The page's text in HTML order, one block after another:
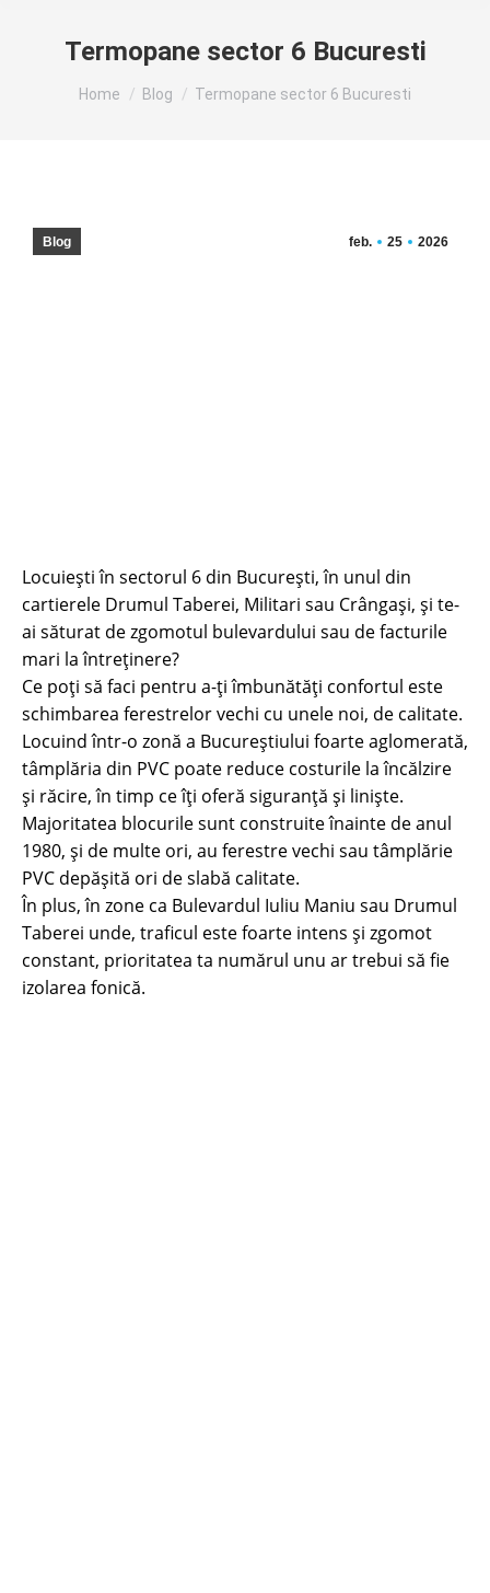
Termopane sector 6 Bucuresti
You are here:
Home Blog Termopane sector 6 Bucuresti
feb. 25 2026
Blog
Locuiești în sectorul 6 din București, în unul din
cartierele Drumul Taberei, Militari sau Crângași, și te-
ai săturat de zgomotul bulevardului sau de facturile
mari la întreținere?
Ce poți să faci pentru a-ți îmbunătăți confortul este
schimbarea ferestrelor vechi cu unele noi, de calitate.
Locuind într-o zonă a Bucureștiului foarte aglomerată,
tâmplăria din PVC poate reduce costurile la încălzire
și răcire, în timp ce îți oferă siguranță și liniște.
Majoritatea blocurile sunt construite înainte de anul
1980, și de multe ori, au ferestre vechi sau tâmplărie
PVC depășită ori de slabă calitate.
În plus, în zone ca Bulevardul Iuliu Maniu sau Drumul
Taberei unde, traficul este foarte intens și zgomot
constant, prioritatea ta numărul unu ar trebui să fie
izolarea fonică.